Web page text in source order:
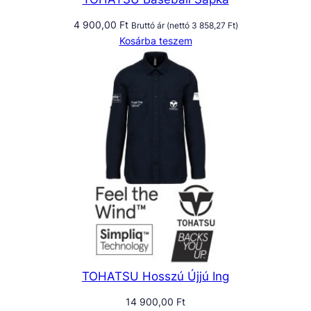
4 900,00 Ft Bruttó ár (nettó 3 858,27 Ft)
Kosárba teszem
TOHATSU Hosszú Újjú Ing
14 900,00 Ft